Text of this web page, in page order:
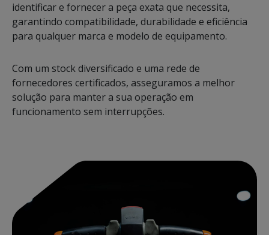
identificar e fornecer a peça exata que necessita,
garantindo compatibilidade, durabilidade e eficiência
para qualquer marca e modelo de equipamento.
Com um stock diversificado e uma rede de
fornecedores certificados, asseguramos a melhor
solução para manter a sua operação em
funcionamento sem interrupções.